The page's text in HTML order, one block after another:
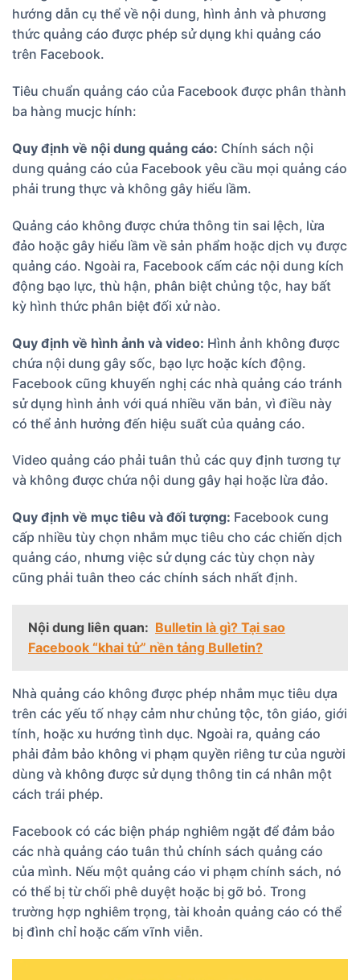
hướng dẫn cụ thể về nội dung, hình ảnh và phương
thức quảng cáo được phép sử dụng khi quảng cáo
trên Facebook.
Tiêu chuẩn quảng cáo của Facebook được phân thành
ba hàng mucjc hính:
Quy định về nội dung quảng cáo: Chính sách nội
dung quảng cáo của Facebook yêu cầu mọi quảng cáo
phải trung thực và không gây hiểu lầm.
Quảng cáo không được chứa thông tin sai lệch, lừa
đảo hoặc gây hiểu lầm về sản phẩm hoặc dịch vụ được
quảng cáo. Ngoài ra, Facebook cấm các nội dung kích
động bạo lực, thù hận, phân biệt chủng tộc, hay bất
kỳ hình thức phân biệt đối xử nào.
Quy định về hình ảnh và video: Hình ảnh không được
chứa nội dung gây sốc, bạo lực hoặc kích động.
Facebook cũng khuyến nghị các nhà quảng cáo tránh
sử dụng hình ảnh với quá nhiều văn bản, vì điều này
có thể ảnh hưởng đến hiệu suất của quảng cáo.
Video quảng cáo phải tuân thủ các quy định tương tự
và không được chứa nội dung gây hại hoặc lừa đảo.
Quy định về mục tiêu và đối tượng: Facebook cung
cấp nhiều tùy chọn nhắm mục tiêu cho các chiến dịch
quảng cáo, nhưng việc sử dụng các tùy chọn này
cũng phải tuân theo các chính sách nhất định.
Nội dung liên quan: Bulletin là gì? Tại sao
Facebook “khai tử” nền tảng Bulletin?
Nhà quảng cáo không được phép nhắm mục tiêu dựa
trên các yếu tố nhạy cảm như chủng tộc, tôn giáo, giới
tính, hoặc xu hướng tình dục. Ngoài ra, quảng cáo
phải đảm bảo không vi phạm quyền riêng tư của người
dùng và không được sử dụng thông tin cá nhân một
cách trái phép.
Facebook có các biện pháp nghiêm ngặt để đảm bảo
các nhà quảng cáo tuân thủ chính sách quảng cáo
của mình. Nếu một quảng cáo vi phạm chính sách, nó
có thể bị từ chối phê duyệt hoặc bị gỡ bỏ. Trong
trường hợp nghiêm trọng, tài khoản quảng cáo có thể
bị đình chỉ hoặc cấm vĩnh viễn.